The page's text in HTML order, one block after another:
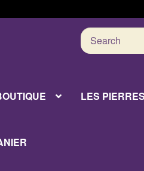
Search
for:
LES